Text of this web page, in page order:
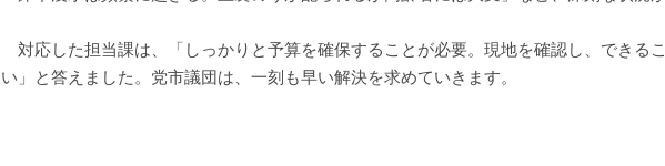
対応した担当課は、「しっかりと予算を確保することが必要。現地を確認し、できる
い」と答えました。党市議団は、一刻も早い解決を求めていきます。